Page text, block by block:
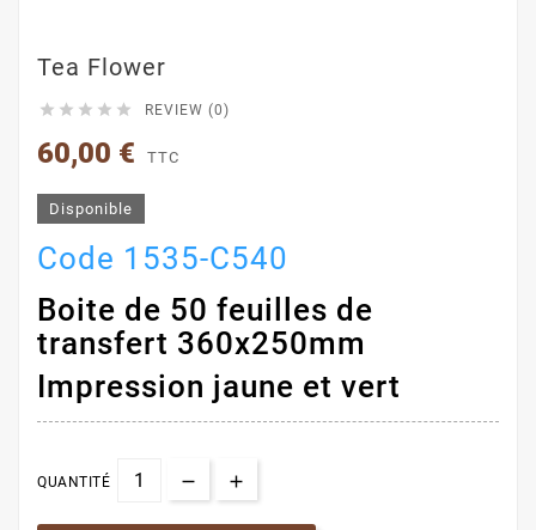
Tea Flower
     REVIEW (0)
60,00 € TTC
Disponible
Code 1535-C540
Boite de 50 feuilles de
transfert 360x250mm
Impression jaune et vert
QUANTITÉ